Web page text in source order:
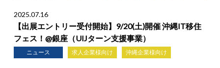
2025.07.16
【出展エントリー受付開始】9/20(土)開催 沖縄IT移住
フェス！@銀座（UIJターン支援事業）
ニュース 求人企業様向け 沖縄企業様向け